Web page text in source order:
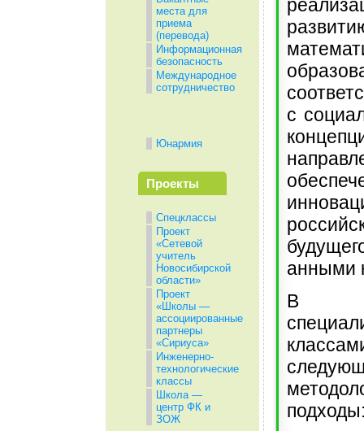
места для
приема
(перевода)
Информационная
безопасность
Международное
сотрудничество
Юнармия
Проекты
Спецклассы
Проект
«Сетевой
учитель
Новосибирской
области»
Проект
«Школы —
ассоциированные
партнеры
«Сириуса»
Инженерно-
технологические
классы
Школа —
центр ФК и
ЗОЖ
с
анными
В